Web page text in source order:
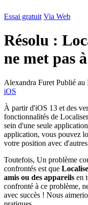
Essai gratuit Via Web
Résolu :
ne met pas
Alexandra Furet Publié au
iOS
À partir d'iOS 13 et des
fonctionnalités de
sein d'une seule
application, vous pouvez
votre position avec
Toutefois, Un problème
confrontés est que
amis ou des appareils en
confronté à ce problème,
avec succès ! Nous